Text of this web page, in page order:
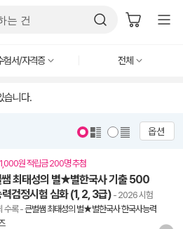
험서/자격증 전체
습니다.
옵션
원 적립금 200명 추첨
최태성의 별★별한국사 기출 500
검정시험 심화 (1, 2, 3급) - 2026 시험
수록-큰별쌤 최태성의 별★별한국사 한국사능력